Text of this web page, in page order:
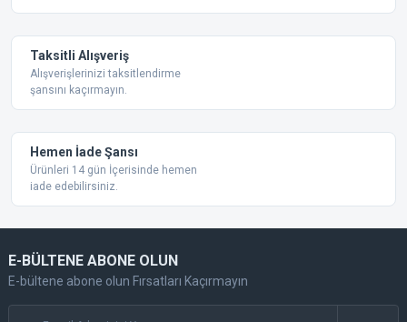
Taksitli Alışveriş
Alışverişlerinizi taksitlendirme
şansını kaçırmayın.
Hemen İade Şansı
Ürünleri 14 gün İçerisinde hemen
iade edebilirsiniz.
E-BÜLTENE ABONE OLUN
E-bültene abone olun Fırsatları Kaçırmayın